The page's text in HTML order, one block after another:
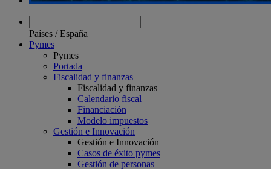
Países /España
Pymes
Pymes
Portada
Fiscalidad y finanzas
Fiscalidad y finanzas
Calendario fiscal
Financiación
Modelo impuestos
Gestión e Innovación
Gestión e Innovación
Casos de éxito pymes
Gestión de personas